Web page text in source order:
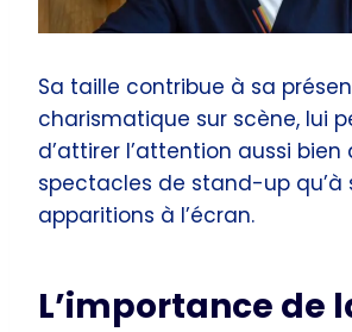
Sa taille contribue à sa
charismatique sur scène, lui
d’attirer l’attention aussi bien
spectacles de stand-up qu’à
apparitions à l’écran.
L’importance de